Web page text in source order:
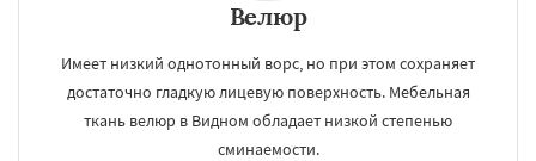
Велюр
Имеет низкий однотонный ворс, но при этом сохраняет
достаточно гладкую лицевую поверхность. Мебельная
ткань велюр в Видном обладает низкой степенью
сминаемости.